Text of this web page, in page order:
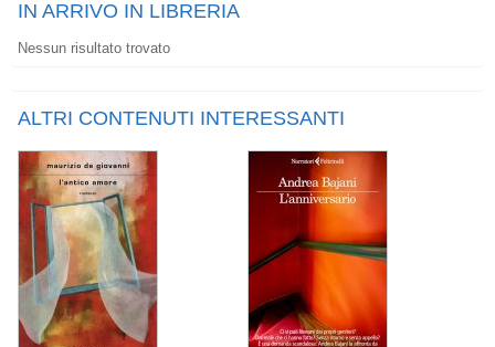
IN ARRIVO IN LIBRERIA
Nessun risultato trovato
ALTRI CONTENUTI INTERESSANTI